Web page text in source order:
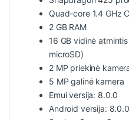
Quad-core 1.4 GHz
2 GB RAM
16 GB vidinė
microSD)
2 MP priekinė
5 MP galinė kamera
Emui versija: 8.0.0
Android versija: 8.0.0